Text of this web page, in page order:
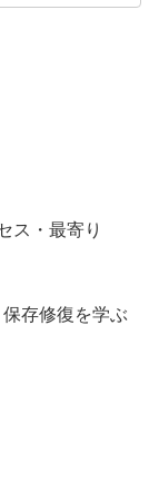
ス・最寄り
存修復を学ぶ